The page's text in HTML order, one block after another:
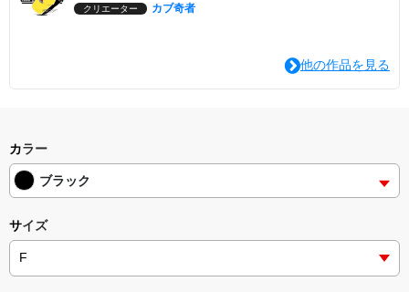
クリエーター カブ奇者
他の作品を見る
カラー
ブラック
サイズ